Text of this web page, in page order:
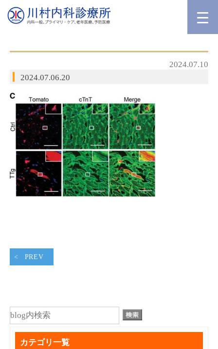
2024.07.10
2024.07.06.20
PREV
カテゴリ一覧